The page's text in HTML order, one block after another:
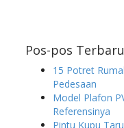
Pos-pos Terbaru
15 Potret
Pedesaan
Model Plafon
Referensinya
Pintu Kupu